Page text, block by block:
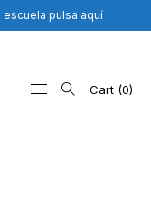
escuela pulsa aquí
Cart 0